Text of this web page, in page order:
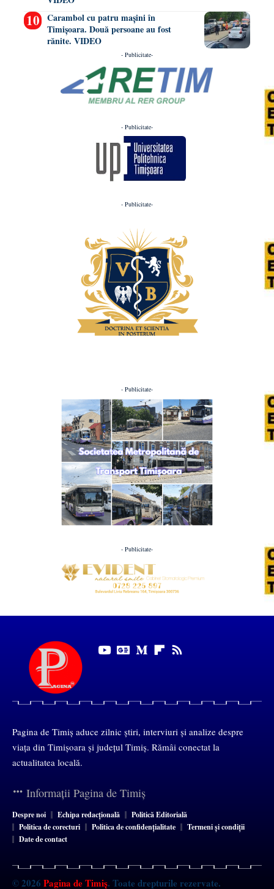
Carambol cu patru mașini în
Timișoara. Două persoane au fost
rănite. VIDEO
- Publicitate-
- Publicitate-
- Publicitate-
- Publicitate-
- Publicitate-
Pagina de Timiș aduce zilnic știri, interviuri și analize despre
viața din Timișoara și județul Timiș. Rămâi conectat la
actualitatea locală.
Informații Pagina de Timiș
Despre noi Echipa redacțională
Politică Editorială
Politica de corecturi
Politica de confidențialitate
Termeni și condiții
Date de contact
© 2026 Pagina de Timiș. Toate drepturile rezervate.